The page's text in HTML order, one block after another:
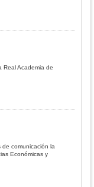
Real Academia de
comunicación la
Económicas y